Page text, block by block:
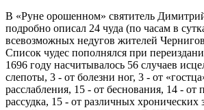
В «Руне орошенном» святитель
подробно описал 24 чуда (по часам в
всевозможных недугов жителей
Список чудес пополнялся при
1696 году насчитывалось 56 случаев
слепоты, 3 - от болезни ног, 3 - от
расслабления, 15 - от беснования, 14 - от
рассудка, 15 - от различных хронических